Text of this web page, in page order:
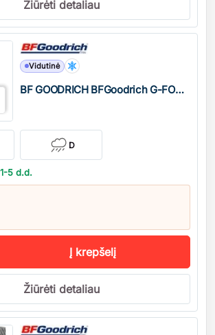
Žiūrėti detaliau
Vidutinė
BF GOODRICH BFGoodrich G-FORCE WINTER2
D
5 d.d.
Į krepšelį
Žiūrėti detaliau